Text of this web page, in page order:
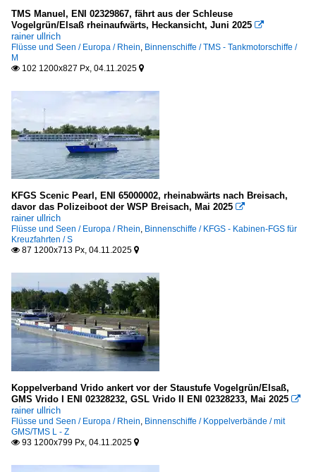
TMS Manuel, ENI 02329867, fährt aus der Schleuse
Vogelgrün/Elsaß rheinaufwärts, Heckansicht, Juni 2025 
rainer ullrich
Flüsse und Seen / Europa / Rhein, Binnenschiffe / TMS - Tankmotorschiffe /
M
 102 1200x827 Px, 04.11.2025 
KFGS Scenic Pearl, ENI 65000002, rheinabwärts nach Breisach,
davor das Polizeiboot der WSP Breisach, Mai 2025 
rainer ullrich
Flüsse und Seen / Europa / Rhein, Binnenschiffe / KFGS - Kabinen-FGS für
Kreuzfahrten / S
 87 1200x713 Px, 04.11.2025 
Koppelverband Vrido ankert vor der Staustufe Vogelgrün/Elsaß,
GMS Vrido I ENI 02328232, GSL Vrido II ENI 02328233, Mai 2025 
rainer ullrich
Flüsse und Seen / Europa / Rhein, Binnenschiffe / Koppelverbände / mit
GMS/TMS L - Z
 93 1200x799 Px, 04.11.2025 